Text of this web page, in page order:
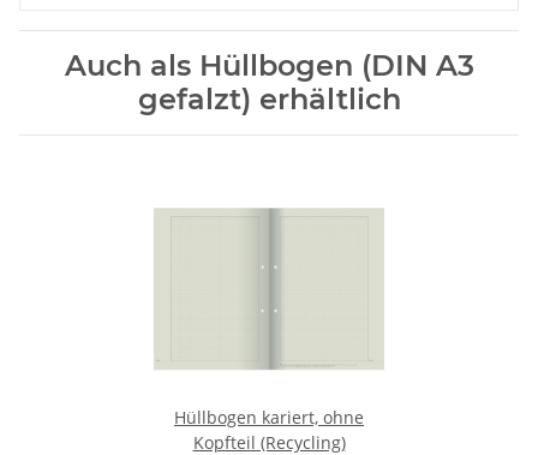
Auch als Hüllbogen (DIN A3
gefalzt) erhältlich
Hüllbogen kariert, ohne
Kopfteil (Recycling)